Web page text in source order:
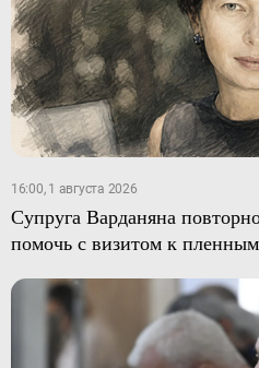
16:00, 1 августа 2026
Супруга Варданяна
помочь с визитом к